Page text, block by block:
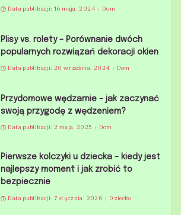
Data publikacji: 16 maja, 2024 Dom
Plisy vs. rolety – Porównanie dwóch
popularnych rozwiązań dekoracji okien
Data publikacji: 20 września, 2024 Dom
Przydomowe wędzarnie – jak zaczynać
swoją przygodę z wędzeniem?
Data publikacji: 2 maja, 2025 Dom
Pierwsze kolczyki u dziecka – kiedy jest
najlepszy moment i jak zrobić to
bezpiecznie
Data publikacji: 7 stycznia, 2026 Dziecko